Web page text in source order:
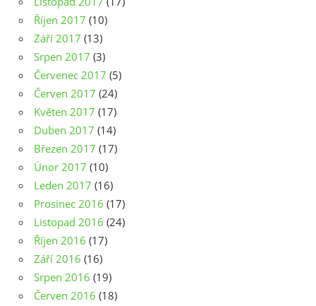
Říjen 2017 (10)
Září 2017 (13)
Srpen 2017 (3)
Červenec 2017 (5)
Červen 2017 (24)
Květen 2017 (17)
Duben 2017 (14)
Březen 2017 (17)
Únor 2017 (10)
Leden 2017 (16)
Prosinec 2016 (17)
Listopad 2016 (24)
Říjen 2016 (17)
Září 2016 (16)
Srpen 2016 (19)
Červen 2016 (18)